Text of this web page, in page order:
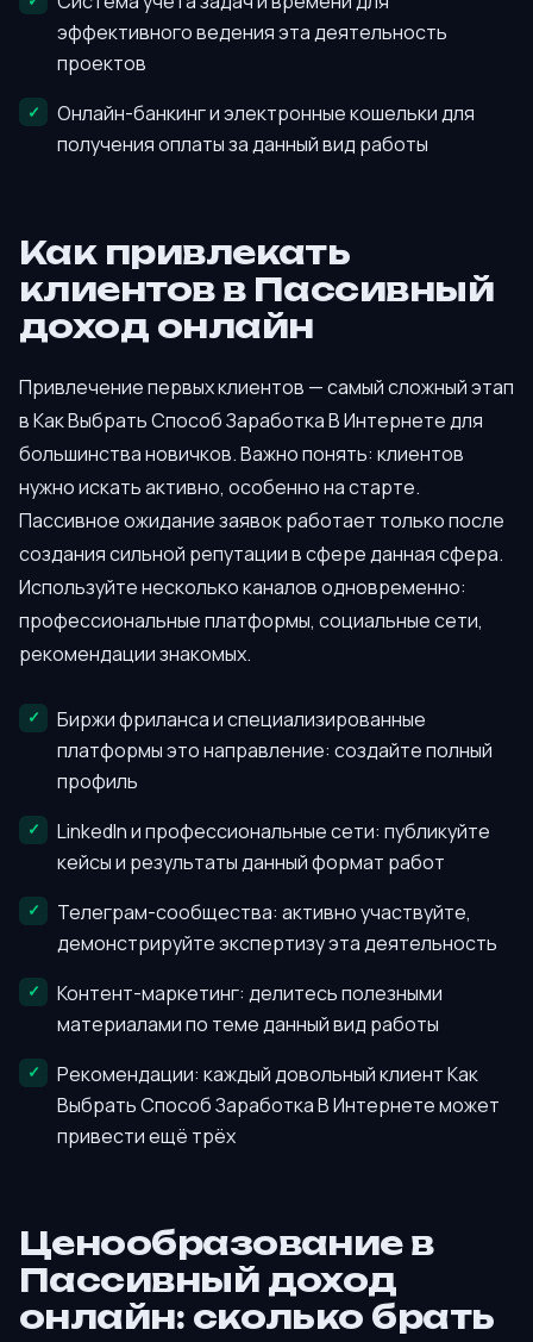
эффективного ведения эта деятельность
проектов
Онлайн-банкинг и электронные кошельки для
получения оплаты за данный вид работы
Как привлекать
клиентов в Пассивный
доход онлайн
Привлечение первых клиентов — самый сложный этап
в Как Выбрать Способ Заработка В Интернете для
большинства новичков. Важно понять: клиентов
нужно искать активно, особенно на старте.
Пассивное ожидание заявок работает только после
создания сильной репутации в сфере данная сфера.
Используйте несколько каналов одновременно:
профессиональные платформы, социальные сети,
рекомендации знакомых.
Биржи фриланса и специализированные
платформы это направление: создайте полный
профиль
LinkedIn и профессиональные сети: публикуйте
кейсы и результаты данный формат работ
Телеграм-сообщества: активно участвуйте,
демонстрируйте экспертизу эта деятельность
Контент-маркетинг: делитесь полезными
материалами по теме данный вид работы
Рекомендации: каждый довольный клиент Как
Выбрать Способ Заработка В Интернете может
привести ещё трёх
Ценообразование в
Пассивный доход
онлайн: сколько брать